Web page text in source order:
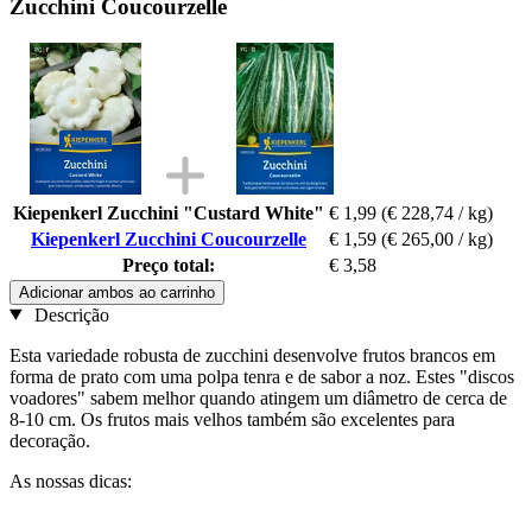
Zucchini Coucourzelle
Kiepenkerl Zucchini "Custard White" € 1,99 (€ 228,74 / kg)
Kiepenkerl Zucchini Coucourzelle
€ 1,59 (€ 265,00 / kg)
Preço total:
€ 3,58
Adicionar ambos ao carrinho
Descrição
Esta variedade robusta de zucchini desenvolve frutos brancos em
forma de prato com uma polpa tenra e de sabor a noz. Estes "discos
voadores" sabem melhor quando atingem um diâmetro de cerca de
8-10 cm. Os frutos mais velhos também são excelentes para
decoração.
As nossas dicas: